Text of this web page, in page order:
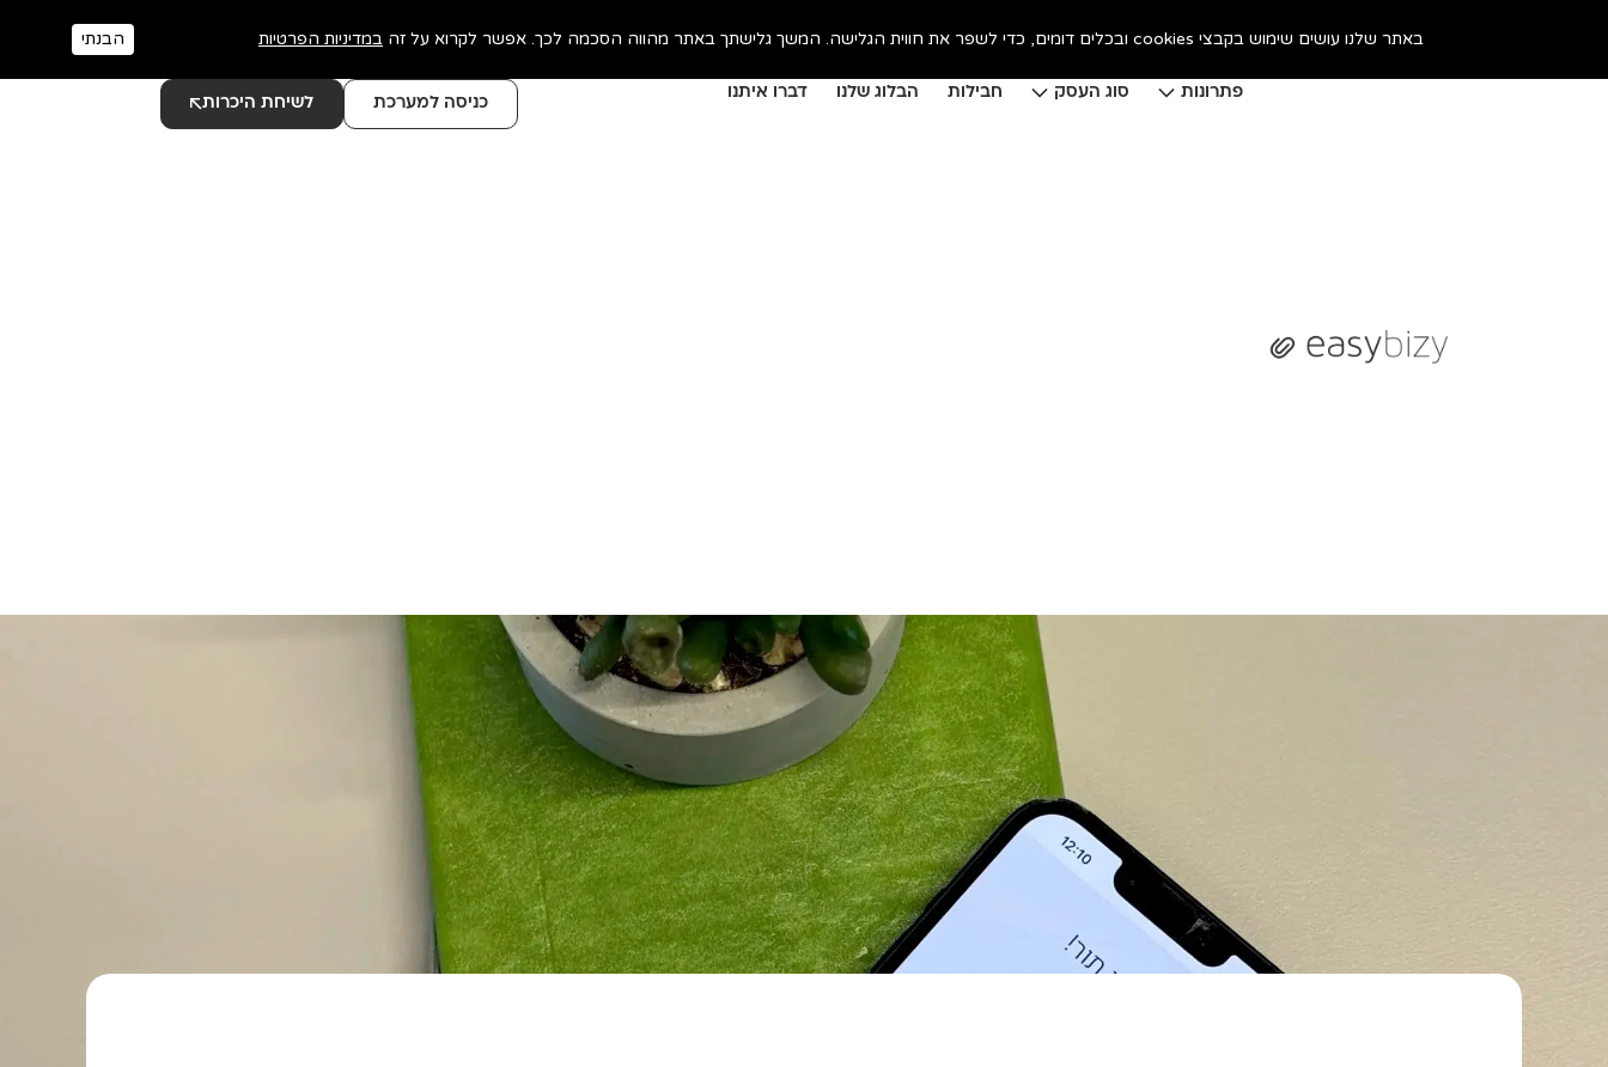
פתרונות סוג העסק חבילות הבלוג שלנו דברו איתנו
לשיחת היכרות כניסה למערכת
באתר שלנו עושים שימוש בקבצי cookies ובכלים דומים, כדי לשפר את חווית הגלישה. המשך גלישתך באתר מהווה הסכמה לכך. אפשר לקרוא על זה במדיניות הפרטיות הבנתי